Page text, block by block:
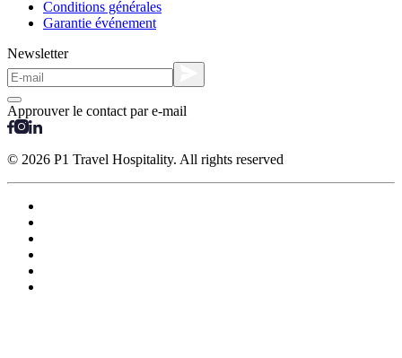
Conditions générales
Garantie événement
Newsletter
Approuver le contact par e-mail
© 2026 P1 Travel Hospitality. All rights reserved